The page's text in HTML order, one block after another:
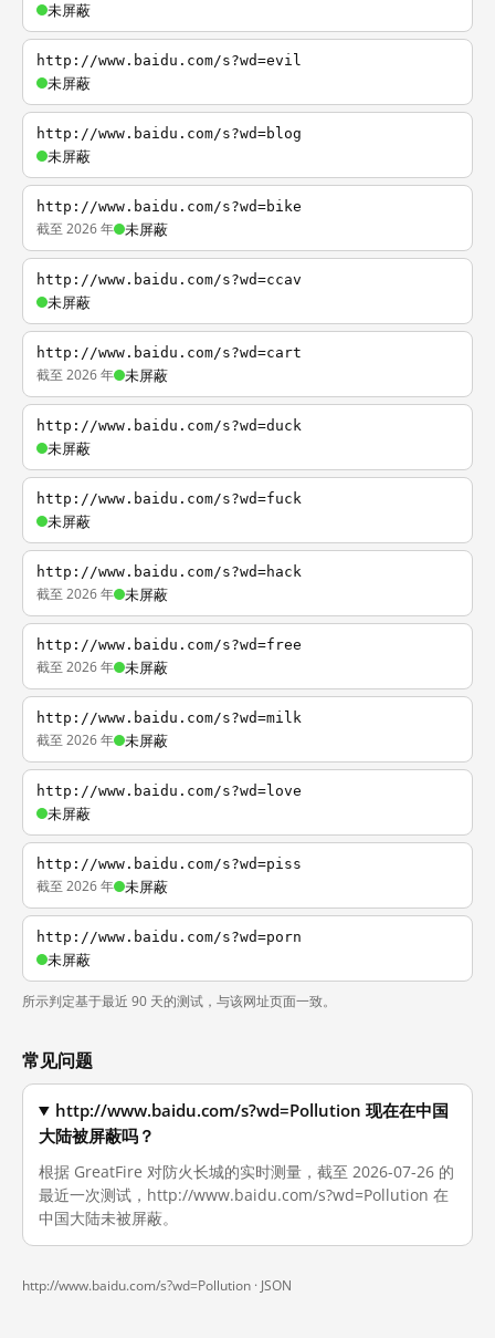
未屏蔽
http://www.baidu.com/s?wd=evil
未屏蔽
http://www.baidu.com/s?wd=blog
未屏蔽
http://www.baidu.com/s?wd=bike
截至 2026 年 未屏蔽
http://www.baidu.com/s?wd=ccav
未屏蔽
http://www.baidu.com/s?wd=cart
截至 2026 年 未屏蔽
http://www.baidu.com/s?wd=duck
未屏蔽
http://www.baidu.com/s?wd=fuck
未屏蔽
http://www.baidu.com/s?wd=hack
截至 2026 年 未屏蔽
http://www.baidu.com/s?wd=free
截至 2026 年 未屏蔽
http://www.baidu.com/s?wd=milk
截至 2026 年 未屏蔽
http://www.baidu.com/s?wd=love
未屏蔽
http://www.baidu.com/s?wd=piss
截至 2026 年 未屏蔽
http://www.baidu.com/s?wd=porn
未屏蔽
所示判定基于最近 90 天的测试，与该网址页面一致。
常见问题
http://www.baidu.com/s?wd=Pollution 现在在中国
大陆被屏蔽吗？
根据 GreatFire 对防火长城的实时测量，截至 2026-07-26 的
最近一次测试，http://www.baidu.com/s?wd=Pollution 在
中国大陆未被屏蔽。
http://www.baidu.com/s?wd=Pollution · JSON